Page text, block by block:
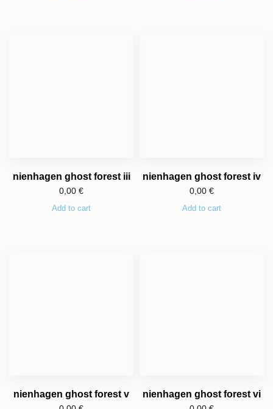
nienhagen ghost forest iii
0,00 €
Add to cart
nienhagen ghost forest iv
0,00 €
Add to cart
nienhagen ghost forest v nienhagen ghost forest vi